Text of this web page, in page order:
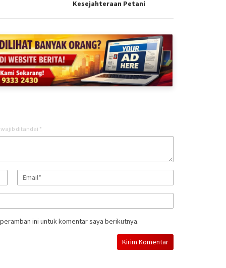
Kesejahteraan Petani
wajib ditandai *
ini untuk komentar saya berikutnya.